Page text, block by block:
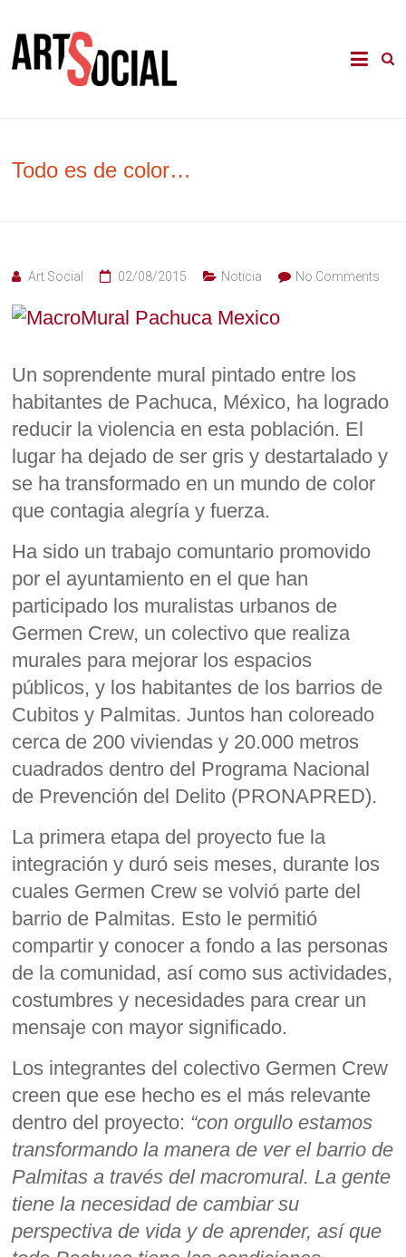
content
comunitari, terapèutic i d'integració
Todo es de color…
Art Social 02/08/2015 Noticia No Comments
Un soprendente mural pintado entre los
habitantes de Pachuca, México, ha logrado
reducir la violencia en esta población. El
lugar ha dejado de ser gris y destartalado y
se ha transformado en un mundo de color
que contagia alegría y fuerza.
Ha sido un trabajo comuntario promovido
por el ayuntamiento en el que han
participado los muralistas urbanos de
Germen Crew, un colectivo que realiza
murales para mejorar los espacios
públicos, y los habitantes de los barrios de
Cubitos y Palmitas. Juntos han coloreado
cerca de 200 viviendas y 20.000 metros
cuadrados dentro del Programa Nacional
de Prevención del Delito (PRONAPRED).
La primera etapa del proyecto fue la
integración y duró seis meses, durante los
cuales Germen Crew se volvió parte del
barrio de Palmitas. Esto le permitió
compartir y conocer a fondo a las personas
de la comunidad, así como sus actividades,
costumbres y necesidades para crear un
mensaje con mayor significado.
Los integrantes del colectivo Germen Crew
creen que ese hecho es el más relevante
dentro del proyecto: “con orgullo estamos
transformando la manera de ver el barrio de
Palmitas a través del macromural. La gente
tiene la necesidad de cambiar su
perspectiva de vida y de aprender, así que